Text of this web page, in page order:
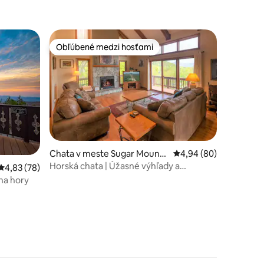
17 ohodnotenie 4,83 z 5, počet hodnotení: 78
4,83 (78)
hory
Obľúbené medzi hosťami
Obľúbené medzi hosťami
Chata v meste Sugar Mounta
in
Priemerné
4,94 (80)
Horská chata | Úžasné výhľady a